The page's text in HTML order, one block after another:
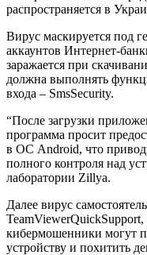
распространяется в
Вирус маскируется под
аккаунтов Интернет-
заражается при
должна выполнять
входа – SmsSecurity.
“После загрузки
программа просит
в ОС Android, что
полного контроля над
лаборатории Zillya.
Далее вирус
кибермошенники могут
устройству и похитить